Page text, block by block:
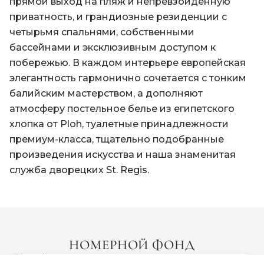
приватность, и грандиозные резиденции с
четырьмя спальнями, собственными
бассейнами и эксклюзивным доступом к
побережью. В каждом интерьере европейская
элегантность гармонично сочетается с тонким
балийским мастерством, а дополняют
атмосферу постельное белье из египетского
хлопка от Ploh, туалетные принадлежности
премиум-класса, тщательно подобранные
произведения искусства и наша знаменитая
служба дворецких St. Regis.
НОМЕРНОЙ ФОНД